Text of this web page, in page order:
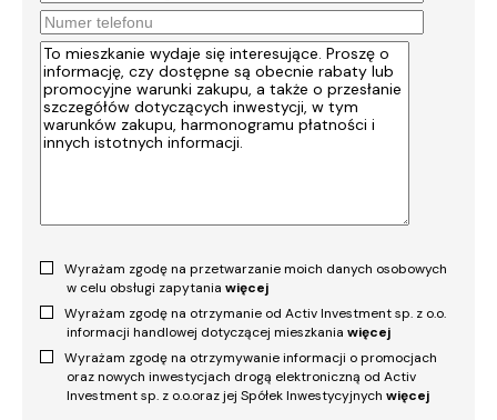
Wyrażam zgodę na przetwarzanie moich danych osobowych
w celu obsługi zapytaniawięcej
Wyrażam zgodę na otrzymanie od Activ Investment sp. z o.o.
informacji handlowej dotyczącej mieszkaniawięcej
Wyrażam zgodę na otrzymywanie informacji o promocjach
oraz nowych inwestycjach drogą elektroniczną od Activ
Investment sp. z o.o.oraz jej Spółek Inwestycyjnychwięcej